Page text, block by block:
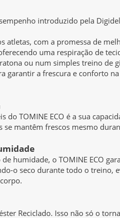
introduzido pela
atletas, com a promessa de
uma respiração de
ou num simples treino de
garantir a frescura e conforto
do TOMINE ECO é a sua
se mantêm frescos mesmo
humidade, o TOMINE ECO
o seco durante todo o treino,
Reciclado. Isso não só o